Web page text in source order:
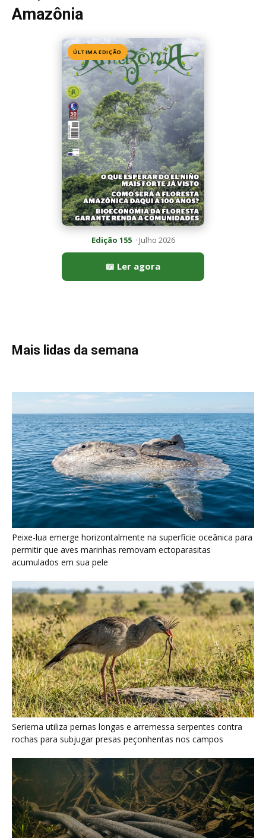
Edição 155· Julho 2026
📖 Ler agora
Mais lidas da semana
Peixe-lua emerge horizontalmente na superfície oceânica para
permitir que aves marinhas removam ectoparasitas
Seriema utiliza pernas longas e arremessa serpentes contra
rochas para subjugar presas peçonhentas nos campos
Poraquê sincroniza descargas elétricas em grupo para
amplificar campo elétrico e atordoar cardumes de peixes
maiores na Amazônia